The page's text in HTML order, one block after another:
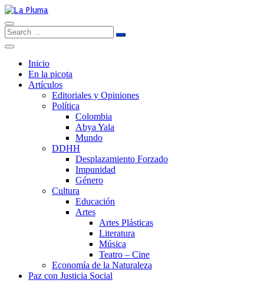
Inicio
En la picota
Artículos
Editoriales y Opiniones
Política
Colombia
Abya Yala
Mundo
DDHH
Desplazamiento Forzado
Impunidad
Género
Cultura
Educación
Artes
Artes Plásticas
Literatura
Música
Teatro – Cine
Economía de la Naturaleza
Paz con Justicia Social